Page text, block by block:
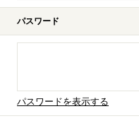
パスワード
パスワードを表示する